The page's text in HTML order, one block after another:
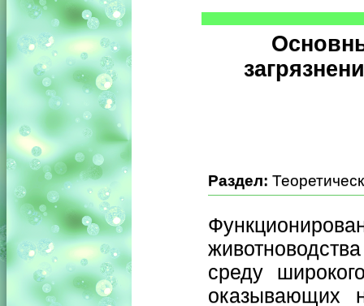
Раздел:
среду
оказывающих